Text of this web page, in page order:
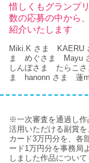
惜しくもグランプ
数の応募の中から
紹介いたします
Miki.K さま KAERU
ま めぐさま Mayu
しんぼさま たらこ
ま hanonn さま 蓮
※一次審査を通過し作
活用いただける副賞
カード3万円分を、各
ード1万円分を事務局
しました作品につい